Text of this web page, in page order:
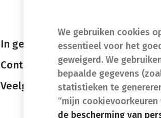
We gebruiken cookies
essentieel voor het
geweigerd. We
bepaalde gegevens
statistieken te
“mijn
de bescherming van
In geval van nood
Contact
Veelgestelde vragen (FAQ)